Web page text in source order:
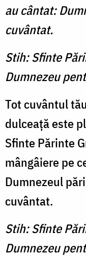
au cântat:
cuvântat.
Stih: Sfinte
Dumnezeu
Tot cuvântul
dulceaţă este
Sfinte Părinte
mângâiere pe
Dumnezeul
cuvântat.
Stih: Sfinte
Dumnezeu